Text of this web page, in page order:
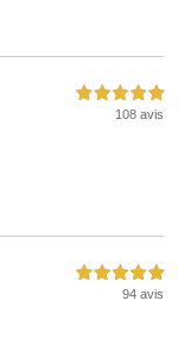
5,0 étoiles sur 5
108 avis
5,0 étoiles sur 5
94 avis